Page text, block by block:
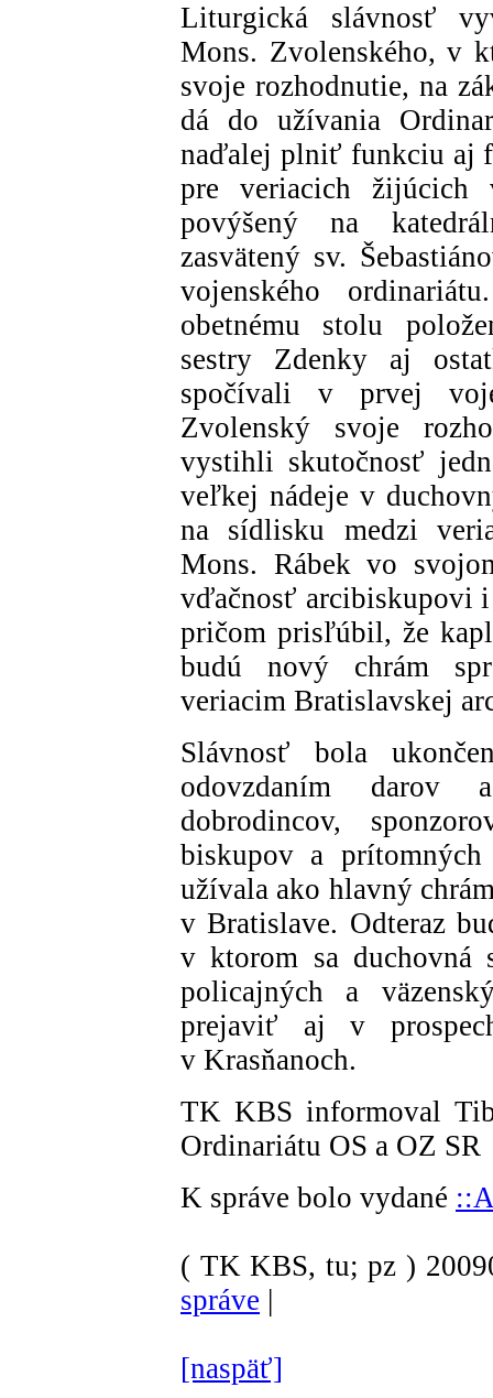
Liturgická slávnosť
Mons. Zvolenského, v
svoje rozhodnutie, na
dá do užívania
naďalej plniť funkciu aj
pre veriacich žijúcich
povýšený na
zasvätený sv.
vojenského
obetnému stolu
sestry Zdenky aj
spočívali v prvej
Zvolenský svoje
vystihli skutočnosť
veľkej nádeje v
na sídlisku medzi
Mons. Rábek vo
vďačnosť arcibiskupovi
pričom prisľúbil, že
budú nový chrám
veriacim Bratislavskej
Slávnosť bola
odovzdaním darov
dobrodincov,
biskupov a prítomných
užívala ako hlavný
v Bratislave. Odteraz
v ktorom sa duchovná
policajných a
prejaviť aj v
v Krasňanoch.
TK KBS informoval
Ordinariátu OS a OZ SR
K správe bolo vydané
( TK KBS, tu; pz )
správe |
[naspäť]